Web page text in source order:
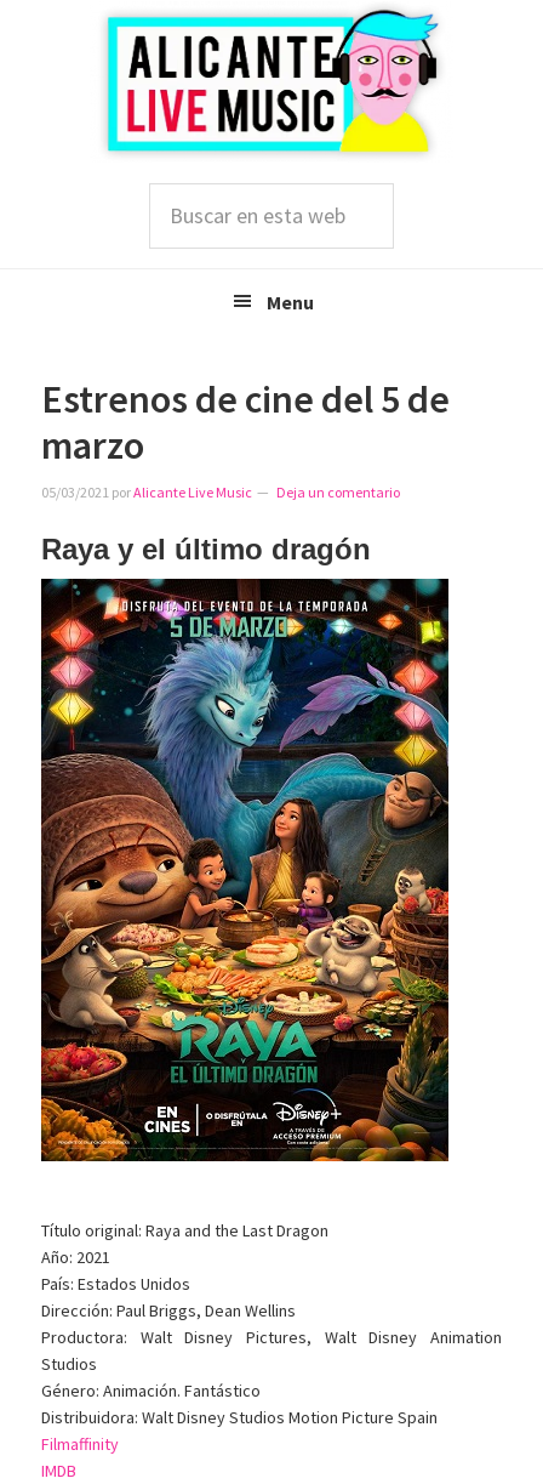
esta
Menu
Estrenos de cine del 5 de
marzo
05/03/2021 porAlicante Live Music Deja un comentario
Raya y el último dragón
Título original: Raya and the Last Dragon
Año: 2021
País: Estados Unidos
Dirección: Paul Briggs, Dean Wellins
Productora: Walt Disney Pictures, Walt Disney Animation
Studios
Género: Animación. Fantástico
Distribuidora: Walt Disney Studios Motion Picture Spain
Filmaffinity
IMDB